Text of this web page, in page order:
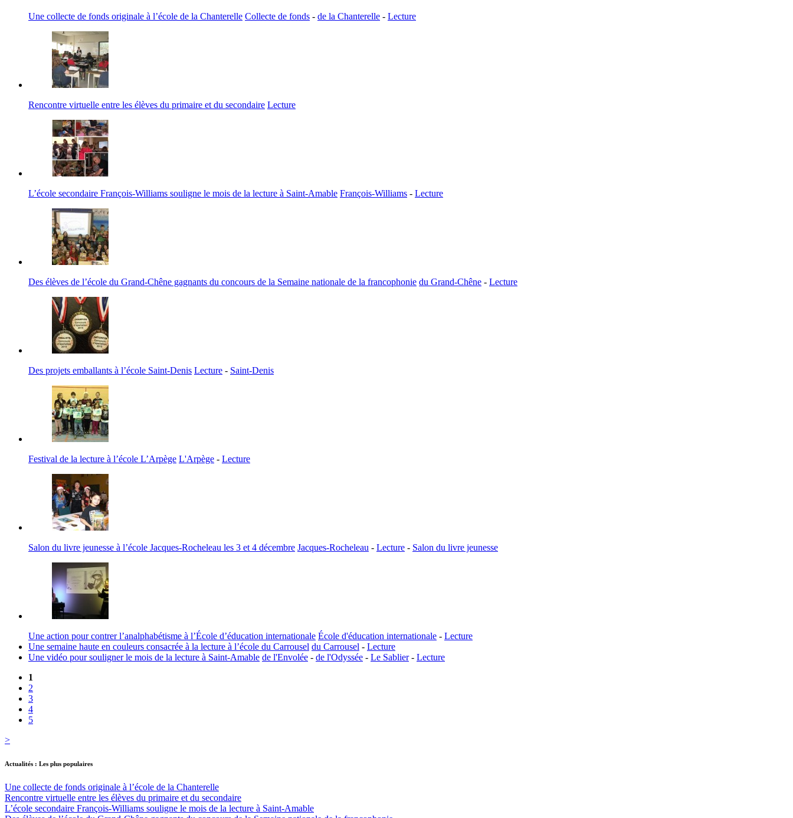
Une collecte de fonds originale à l’école de la Chanterelle Collecte de fonds - de la Chanterelle - Lecture
Rencontre virtuelle entre les élèves du primaire et du secondaire Lecture
L’école secondaire François-Williams souligne le mois de la lecture à Saint-Amable François-Williams - Lecture
Des élèves de l’école du Grand-Chêne gagnants du concours de la Semaine nationale de la francophonie du Grand-Chêne - Lecture
Des projets emballants à l’école Saint-Denis Lecture - Saint-Denis
Festival de la lecture à l’école L’Arpège L'Arpège - Lecture
Salon du livre jeunesse à l’école Jacques-Rocheleau les 3 et 4 décembre Jacques-Rocheleau - Lecture - Salon du livre jeunesse
Une action pour contrer l’analphabétisme à l’École d’éducation internationale École d'éducation internationale - Lecture
Une semaine haute en couleurs consacrée à la lecture à l’école du Carrousel du Carrousel - Lecture
Une vidéo pour souligner le mois de la lecture à Saint-Amable de l'Envolée - de l'Odyssée - Le Sablier- Lecture
1
2
3
4
5
>
Actualités : Les plus populaires
Une collecte de fonds originale à l’école de la Chanterelle
Rencontre virtuelle entre les élèves du primaire et du secondaire
L’école secondaire François-Williams souligne le mois de la lecture à Saint-Amable